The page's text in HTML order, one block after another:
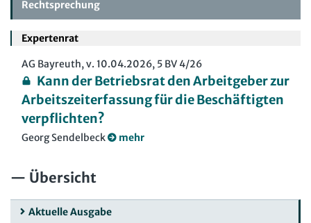
Rechtsprechung
Expertenrat
AG Bayreuth, v. 10.04.2026, 5 BV 4/26
Kann der Betriebsrat den Arbeitgeber zur
Arbeitszeiterfassung für die Beschäftigten
verpflichten?
Georg Sendelbeck mehr
Übersicht
Aktuelle Ausgabe